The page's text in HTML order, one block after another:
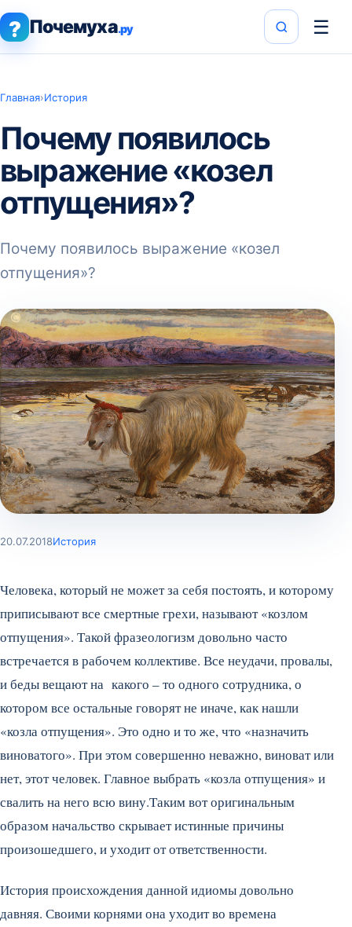
? Почемуха.ру ☰
Главная›История
Почему появилось
выражение «козел
отпущения»?
Почему появилось выражение «козел
отпущения»?
20.07.2018История
Человека, который не может за себя постоять, и которому
приписывают все смертные грехи, называют «козлом
отпущения». Такой фразеологизм довольно часто
встречается в рабочем коллективе. Все неудачи, провалы,
и беды вещают на какого – то одного сотрудника, о
котором все остальные говорят не иначе, как нашли
«козла отпущения». Это одно и то же, что «назначить
виноватого». При этом совершенно неважно, виноват или
нет, этот человек. Главное выбрать «козла отпущения» и
свалить на него всю вину.Таким вот оригинальным
образом начальство скрывает истинные причины
произошедшего, и уходит от ответственности.
История происхождения данной идиомы довольно
давняя. Своими корнями она уходит во времена